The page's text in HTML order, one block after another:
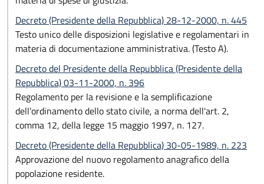
Decreto (Presidente della Repubblica) 28-12-2000, n. 445
Testo unico delle disposizioni legislative e regolamentari in
materia di documentazione amministrativa. (Testo A).
Decreto del Presidente della Repubblica (Presidente della
Repubblica) 03-11-2000, n. 396
Regolamento per la revisione e la semplificazione
dell'ordinamento dello stato civile, a norma dell'art. 2,
comma 12, della legge 15 maggio 1997, n. 127.
Decreto (Presidente della Repubblica) 30-05-1989, n. 223
Approvazione del nuovo regolamento anagrafico della
popolazione residente.